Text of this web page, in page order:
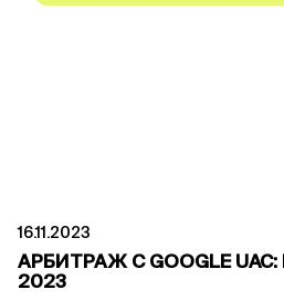
16.11.2023
АРБИТРАЖ С GOOGLE
2023